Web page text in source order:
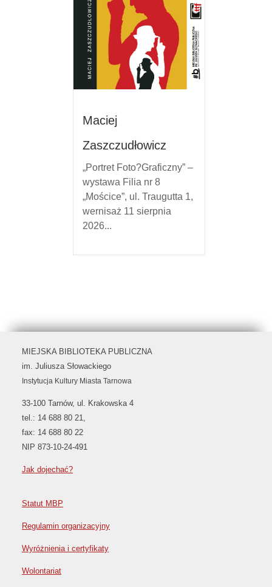
Maciej
Zaszczudłowicz
„Portret Foto?Graficzny” –
wystawa Filia nr 8
„Mościce”, ul. Traugutta 1,
wernisaż 11 sierpnia
2026...
MIEJSKA BIBLIOTEKA PUBLICZNA
im. Juliusza Słowackiego
Instytucja Kultury Miasta Tarnowa
33-100 Tarnów, ul. Krakowska 4
tel.: 14 688 80 21,
fax: 14 688 80 22
NIP 873-10-24-491
Jak dojechać?
Statut MBP
Regulamin organizacyjny
Wyróżnienia i certyfikaty
Wolontariat